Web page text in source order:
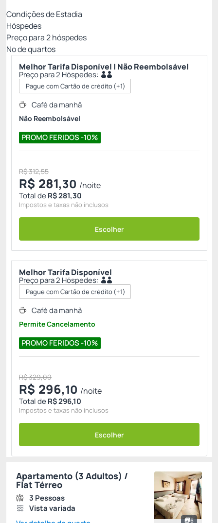
Condições de Estadia
Hóspedes
Preço para2hóspedes
Nº de quartos
Melhor Tarifa Disponível | Não Reembolsável
Preço para 2 Hóspedes:
Pague com Cartão de crédito(+1)
PROMO FERIDOS -10%
Café da manhã
Não Reembolsável
R$ 312,55
R$ 281,30 /noite
Total deR$ 281,30
Impostos e taxas não inclusos
Escolher
Melhor Tarifa Disponível
Preço para 2 Hóspedes:
Pague com Cartão de crédito(+1)
PROMO FERIDOS -10%
Café da manhã
Permite Cancelamento
R$ 329,00
R$ 296,10 /noite
Total deR$ 296,10
Impostos e taxas não inclusos
Escolher
6
Apartamento (3 Adultos) /
Flat Térreo
3 Pessoas
Vista variada